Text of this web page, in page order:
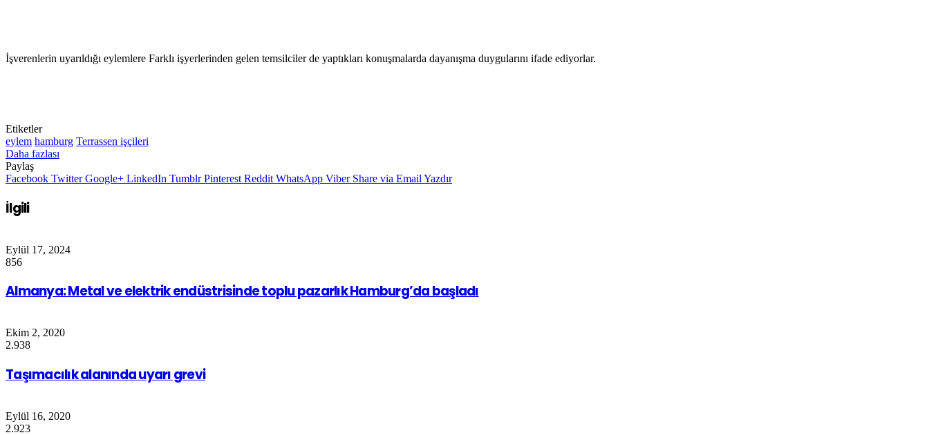
İşverenlerin uyarıldığı eylemlere Farklı işyerlerinden gelen temsilciler de yaptıkları konuşmalarda dayanışma duygularını ifade ediyorlar.
Etiketler
eylem hamburg Terrassen işçileri
Daha fazlası
Paylaş
Facebook Twitter Google+ LinkedIn Tumblr Pinterest Reddit WhatsApp Viber Share via Email Yazdır
İlgili
Eylül 17, 2024
856
Almanya: Metal ve elektrik endüstrisinde toplu pazarlık Hamburg’da başladı
Ekim 2, 2020
2.938
Taşımacılık alanında uyarı grevi
Eylül 16, 2020
2.923